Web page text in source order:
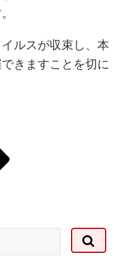
ルスが収束し、本
きますことを切に